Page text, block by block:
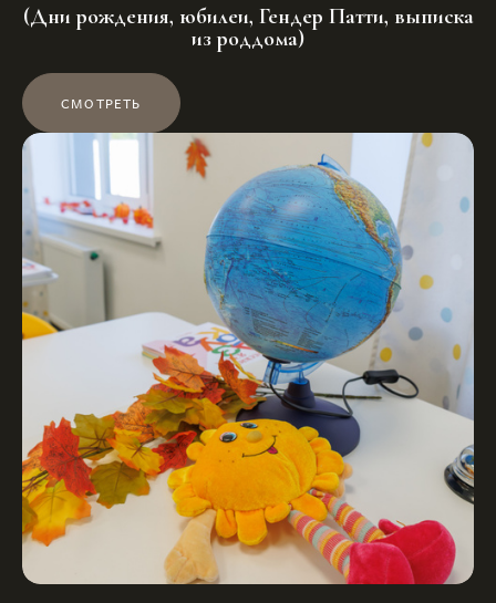
(Дни рождения, юбилеи, Гендер Патти, выписка
из роддома)
СМОТРЕТЬ